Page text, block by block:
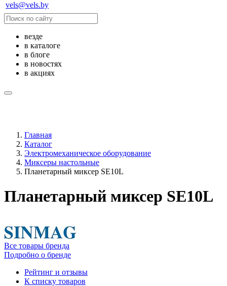
vels@vels.by
везде
в каталоге
в блоге
в новостях
в акциях
Главная
Каталог
Электромеханическое оборудование
Миксеры настольные
Планетарный миксер SE10L
Планетарный миксер SE10L
Все товары бренда
Подробно о бренде
Рейтинг и отзывы
К списку товаров